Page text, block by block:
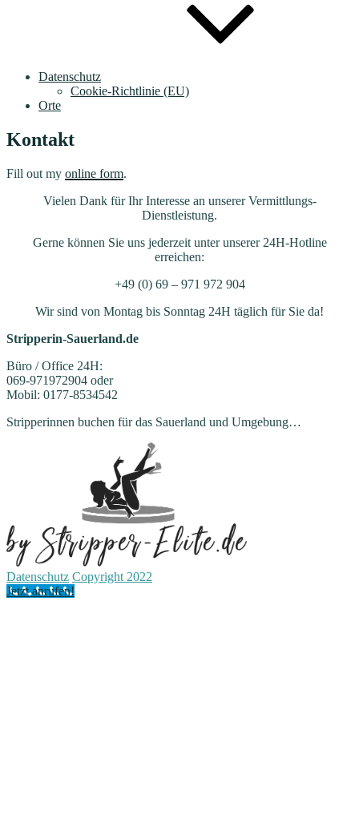
Datenschutz
Cookie-Richtlinie (EU)
Orte
Kontakt
Fill out my online form.
Vielen Dank für Ihr Interesse an unserer Vermittlungs-
Dienstleistung.
Gerne können Sie uns jederzeit unter unserer 24H-Hotline
erreichen:
+49 (0) 69 – 971 972 904
Wir sind von Montag bis Sonntag 24H täglich für Sie da!
Stripperin-Sauerland.de
Büro / Office 24H:
069-971972904 oder
Mobil: 0177-8534542
Stripperinnen buchen für das Sauerland und Umgebung…
Datenschutz Copyright 2022
Jetzt anrufen!